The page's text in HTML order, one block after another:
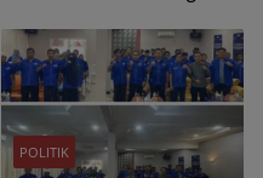
POLITIK